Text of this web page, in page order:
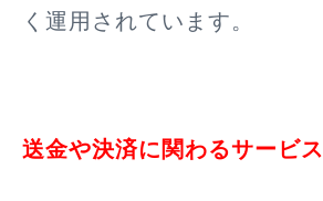
く運用されています。
送金や決済に関わるサービス